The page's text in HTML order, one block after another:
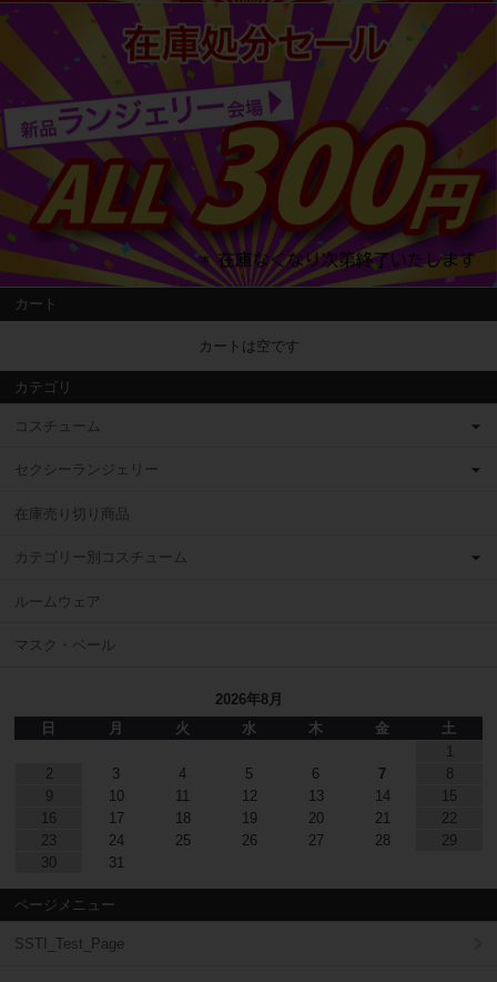
カート
カートは空です
カテゴリ
コスチューム
セクシーランジェリー
在庫売り切り商品
カテゴリー別コスチューム
ルームウェア
マスク・ベール
2026年8月
日
月 火 水 木 金
土
2
3 4 5 6 7
8
9
10 11 12 13 14
15
16
17 18 19 20 21
22
23
24 25 26 27 28
29
30
31
ページメニュー
SSTI_Test_Page